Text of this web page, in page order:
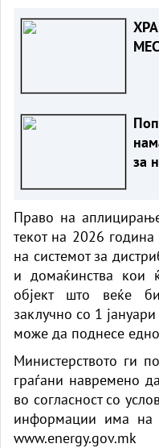
Попов:
за
Право на
текот на 2026
на системот за
и домаќинства кои
објект што веќе
заклучно со 1
може да поднесе
Министерството ги
граѓани навремено
во согласност со
информации има на
www.energy.gov.mk